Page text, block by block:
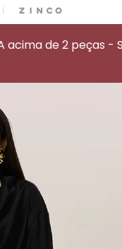
acima de 2 peças -